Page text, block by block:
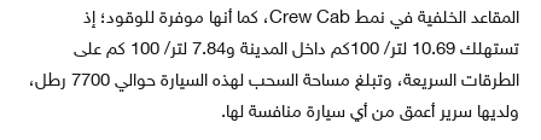
المقاعد الخلفية في نمط Crew Cab، كما أنها موفرة للوقود؛ إذ
تستهلك 10.69 لتر/ 100كم داخل المدينة و7.84 لتر/ 100 كم على
الطرقات السريعة، وتبلغ مساحة السحب لهذه السيارة حوالي 7700 رطل،
ولديها سرير أعمق من أي سيارة منافسة لها.